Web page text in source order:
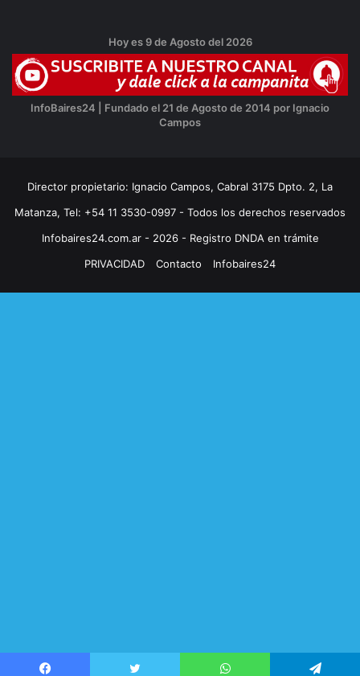
Hoy es 9 de Agosto del 2026
InfoBaires24 | Fundado el 21 de Agosto de 2014 por Ignacio
Campos
Director propietario: Ignacio Campos, Cabral 3175 Dpto. 2, La
Matanza, Tel: +54 11 3530-0997 - Todos los derechos reservados
Infobaires24.com.ar - 2026 - Registro DNDA en trámite
PRIVACIDAD
Contacto Infobaires24